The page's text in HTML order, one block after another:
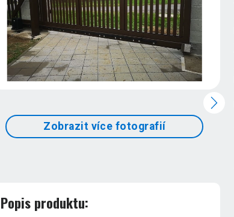
Zobrazit více fotografií
Popis produktu: